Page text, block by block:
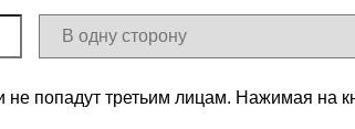
попадут третьим лицам. Нажимая на